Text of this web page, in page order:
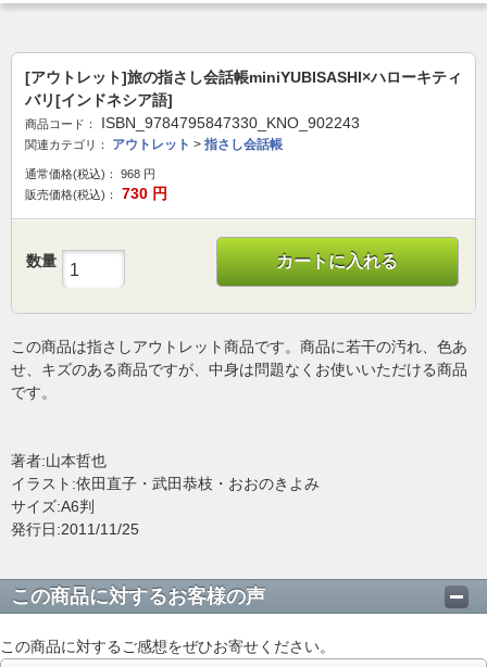
[アウトレット]旅の指さし会話帳miniYUBISASHI×ハローキティ
バリ[インドネシア語]
商品コード： ISBN_9784795847330_KNO_902243
関連カテゴリ： アウトレット > 指さし会話帳
通常価格(税込)： 968 円
販売価格(税込)：
730 円
数量 カートに入れる
この商品は指さしアウトレット商品です。商品に若干の汚れ、色あ
せ、キズのある商品ですが、中身は問題なくお使いいただける商品
です。
著者:山本哲也
イラスト:依田直子・武田恭枝・おおのきよみ
サイズ:A6判
発行日:2011/11/25
この商品に対するお客様の声
この商品に対するご感想をぜひお寄せください。